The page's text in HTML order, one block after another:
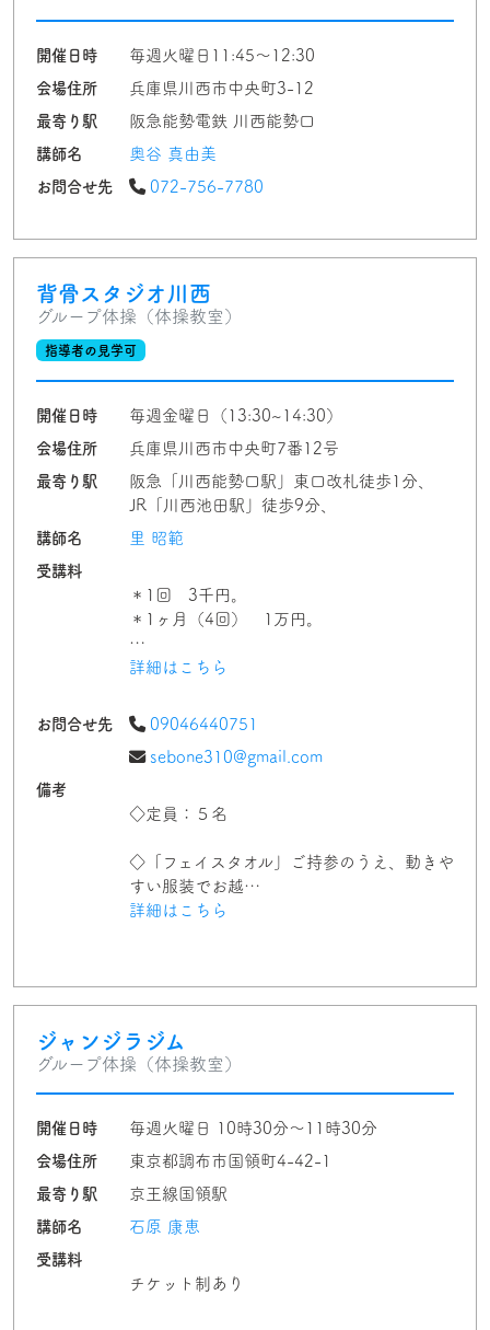
開催日時
毎週火曜日11:45〜12:30
会場住所
兵庫県川西市中央町3-12
最寄り駅
阪急能勢電鉄 川西能勢口
講師名
奥谷 真由美
お問合せ先
072-756-7780
背骨スタジオ川西
グループ体操（体操教室）
指導者の見学可
開催日時
毎週金曜日（13:30∼14:30）
会場住所
兵庫県川西市中央町7番12号
最寄り駅
阪急「川西能勢口駅」東口改札徒歩1分、
JR「川西池田駅」徒歩9分、
講師名
里 昭範
受講料
＊1回 3千円。
＊1ヶ月（4回） 1万円。
…
詳細はこちら
お問合せ先
09046440751
sebone310@gmail.com
備考
◇定員：５名
◇「フェイスタオル」ご持参のうえ、動きや
すい服装でお越…
詳細はこちら
ジャンジラジム
グループ体操（体操教室）
開催日時
毎週火曜日 10時30分〜11時30分
会場住所
東京都調布市国領町4-42-1
最寄り駅
京王線国領駅
講師名
石原 康恵
受講料
チケット制あり